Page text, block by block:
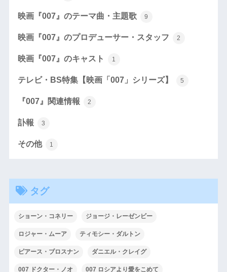
映画『007』のテーマ曲・主題歌 9
映画『007』のプロデューサー・スタッフ 2
映画『007』のキャスト 1
テレビ・BS特集【映画「007」シリーズ】 5
『007』関連情報 2
訃報 3
その他 1
タグ
ショーン・コネリー ジョージ・レーゼンビー
ロジャー・ムーア ティモシー・ダルトン
ピアース・ブロスナン ダニエル・クレイグ
007 ドクター・ノオ 007 ロシアより愛をこめて